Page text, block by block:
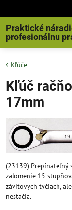
Praktické
profesionálnu
Kľúče
Kľúč
17mm
(23139) Prepínateľný
zalomenie 15
závitových tyčiach,
nestačia.